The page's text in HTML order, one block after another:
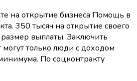
на открытие бизнеса Помощь в
350 тысяч на открытие своего
выплаты. Заключить
только люди с доходом
По соцконтракту